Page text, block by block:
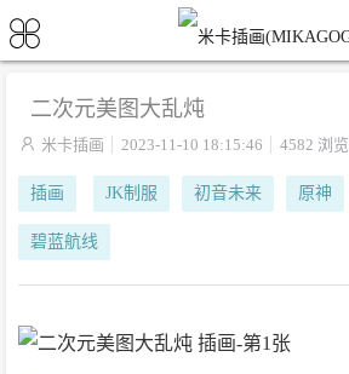
二次元美图大乱炖
 米卡插画 2023-11-10 18:15:46 4582 浏览
插画 JK制服 初音未来 原神
碧蓝航线